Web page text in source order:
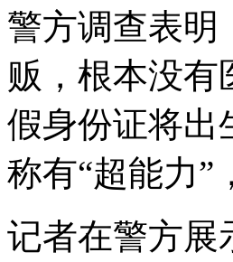
警方调查表明
贩，根本没有
假身份证将出
称有“超能力”
记者在警方展